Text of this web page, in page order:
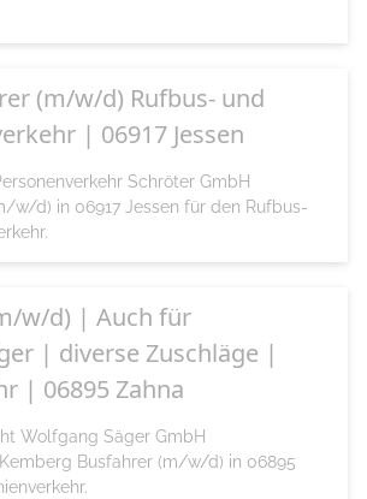
(m/w/d) Rufbus- und
| 06917 Jessen
Schröter GmbH
w/d) in 06917 Jessen für den Rufbus-
w/d) | Auch für
| diverse Zuschläge |
| 06895 Zahna
Wolfgang Säger GmbH
Busfahrer (m/w/d) in 06895